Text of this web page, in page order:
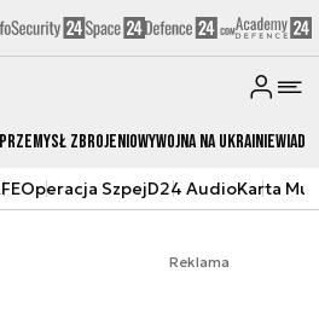
Przemysł ZbrojeniowyWojna na Ukrainie
Operacja SzpejD24 AudioKarta
Reklama